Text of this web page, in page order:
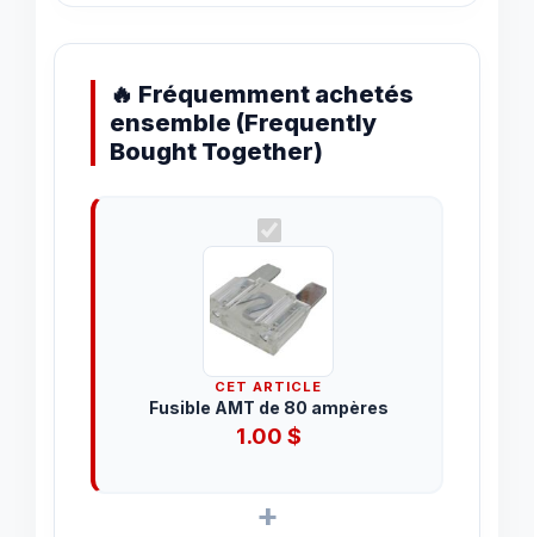
🔥 Fréquemment achetés
ensemble (Frequently
Bought Together)
CET ARTICLE
Fusible AMT de 80 ampères
1.00 $
+